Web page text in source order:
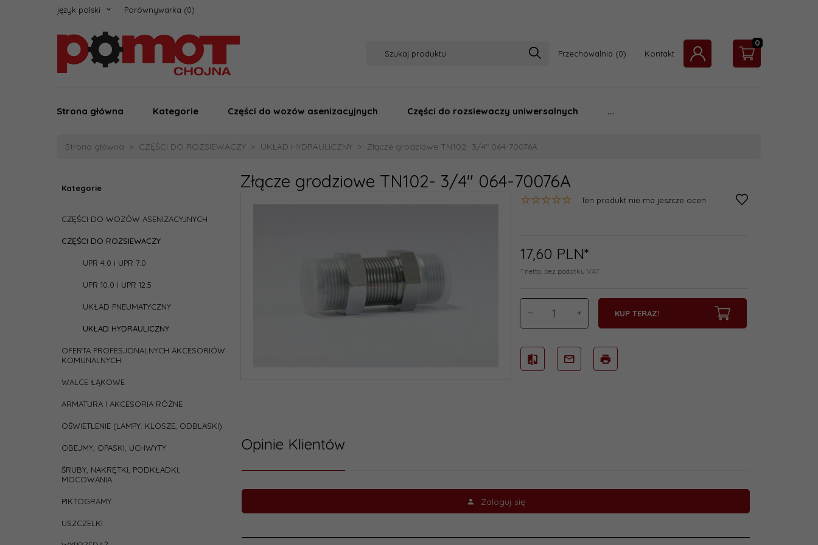
język polski Porównywarka
Przechowalnia Kontakt
0
Strona główna Kategorie Części do wozów asenizacyjnych Części do rozsiewaczy uniwersalnych ...
Strona główna CZĘŚCI DO ROZSIEWACZY UKŁAD HYDRAULICZNY Złącze grodziowe TN102- 3/4" 064-70076A
Kategorie
CZĘŚCI DO WOZÓW ASENIZACYJNYCH
CZĘŚCI DO ROZSIEWACZY
UPR 4.0 i UPR 7.0
UPR 10.0 i UPR 12.5
UKŁAD PNEUMATYCZNY
UKŁAD HYDRAULICZNY
OFERTA PROFESJONALNYCH AKCESORIÓW
KOMUNALNYCH
WALCE ŁĄKOWE
ARMATURA I AKCESORIA RÓŻNE
OŚWIETLENIE (LAMPY. KLOSZE, ODBLASKI)
OBEJMY, OPASKI, UCHWYTY
ŚRUBY, NAKRĘTKI, PODKŁADKI,
MOCOWANIA
PIKTOGRAMY
USZCZELKI
Złącze grodziowe TN102- 3/4" 064-70076A
Ten produkt nie ma jeszcze ocen
17,60 PLN*
* netto, bez podatku VAT
KUP TERAZ!
Opinie Klientów
Zaloguj się